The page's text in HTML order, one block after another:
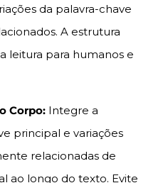
da palavra-chave
A estrutura
leitura para humanos e
Corpo: Integre a
principal e variações
relacionadas de
ao longo do texto. Evite